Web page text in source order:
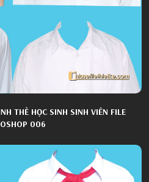
THẺ HỌC SINH SINH VIÊN FILE
006